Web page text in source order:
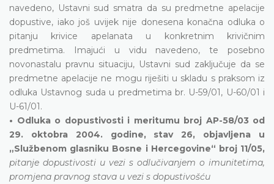
navedeno, Ustavni sud smatra da su predmetne apelacije
dopustive, iako još uvijek nije donesena konačna odluka o
pitanju krivice apelanata u konkretnim krivičnim
predmetima. Imajući u vidu navedeno, te posebno
novonastalu pravnu situaciju, Ustavni sud zaključuje da se
predmetne apelacije ne mogu riješiti u skladu s praksom iz
odluka Ustavnog suda u predmetima br. U-59/01, U-60/01 i
U-61/01.
• Odluka o dopustivosti i meritumu broj AP-58/03 od
29. oktobra 2004. godine, stav 26, objavljena u
„Službenom glasniku Bosne i Hercegovine“ broj 11/05,
pitanje dopustivosti u vezi s odlučivanjem o imunitetima,
promjena pravnog stava u vezi s dopustivošću